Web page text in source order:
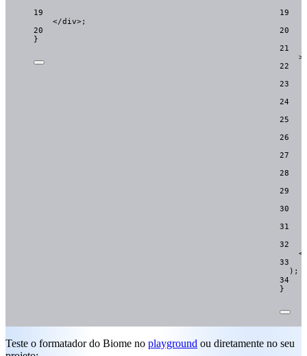
19
</div>;
20
}
19
20
21
>
22
23
24
25
26
27
28
29
30
31
32
33
);
34
}
Teste o formatador do Biome no playground ou diretamente no seu